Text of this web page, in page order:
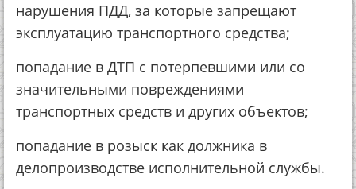
нарушения ПДД, за которые запрещают
эксплуатацию транспортного средства;
попадание в ДТП с потерпевшими или со
значительными повреждениями
транспортных средств и других объектов;
попадание в розыск как должника в
делопроизводстве исполнительной службы.